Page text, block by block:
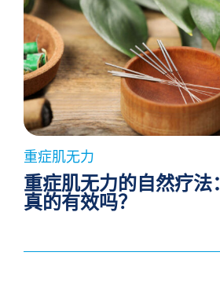
重症肌无力
重症肌无力的自然疗法：
真的有效吗？